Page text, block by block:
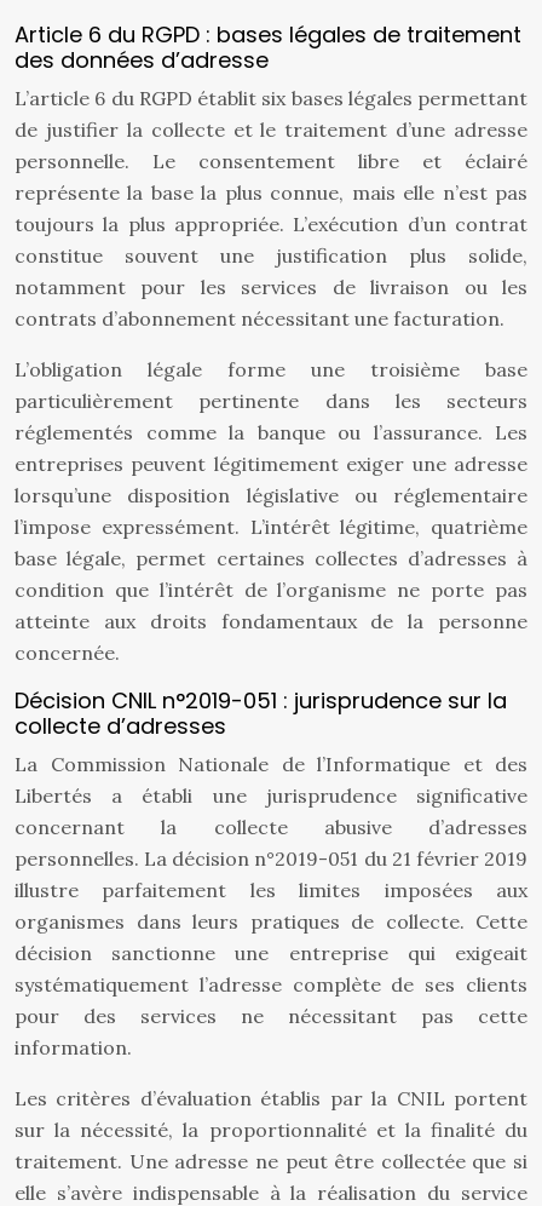
Article 6 du RGPD : bases légales de traitement
des données d’adresse
L’article 6 du RGPD établit six bases légales permettant
de justifier la collecte et le traitement d’une adresse
personnelle. Le consentement libre et éclairé
représente la base la plus connue, mais elle n’est pas
toujours la plus appropriée. L’exécution d’un contrat
constitue souvent une justification plus solide,
notamment pour les services de livraison ou les
contrats d’abonnement nécessitant une facturation.
L’obligation légale forme une troisième base
particulièrement pertinente dans les secteurs
réglementés comme la banque ou l’assurance. Les
entreprises peuvent légitimement exiger une adresse
lorsqu’une disposition législative ou réglementaire
l’impose expressément. L’intérêt légitime, quatrième
base légale, permet certaines collectes d’adresses à
condition que l’intérêt de l’organisme ne porte pas
atteinte aux droits fondamentaux de la personne
concernée.
Décision CNIL n°2019-051 : jurisprudence sur la
collecte d’adresses
La Commission Nationale de l’Informatique et des
Libertés a établi une jurisprudence significative
concernant la collecte abusive d’adresses
personnelles. La décision n°2019-051 du 21 février 2019
illustre parfaitement les limites imposées aux
organismes dans leurs pratiques de collecte. Cette
décision sanctionne une entreprise qui exigeait
systématiquement l’adresse complète de ses clients
pour des services ne nécessitant pas cette
information.
Les critères d’évaluation établis par la CNIL portent
sur la nécessité, la proportionnalité et la finalité du
traitement. Une adresse ne peut être collectée que si
elle s’avère indispensable à la réalisation du service